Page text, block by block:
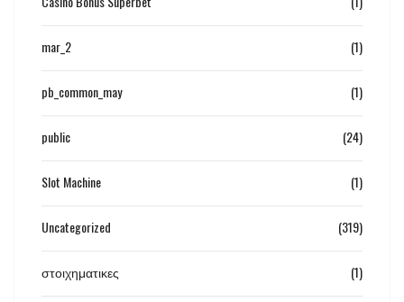
mar_2 (1)
pb_common_may (1)
public (24)
Slot Machine (1)
Uncategorized (319)
στοιχηματικες (1)